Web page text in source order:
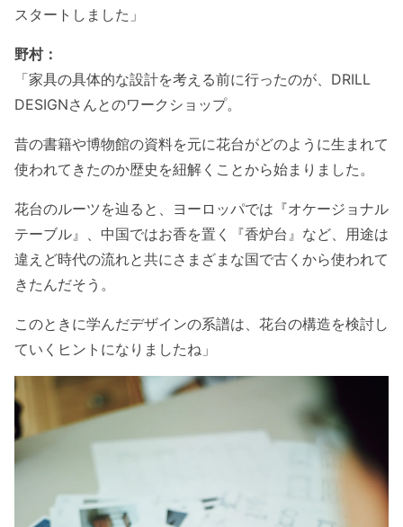
スタートしました」
野村：
「家具の具体的な設計を考える前に行ったのが、DRILL
DESIGNさんとのワークショップ。
昔の書籍や博物館の資料を元に花台がどのように生まれて
使われてきたのか歴史を紐解くことから始まりました。
花台のルーツを辿ると、ヨーロッパでは『オケージョナル
テーブル』、中国ではお香を置く『香炉台』など、用途は
違えど時代の流れと共にさまざまな国で古くから使われて
きたんだそう。
このときに学んだデザインの系譜は、花台の構造を検討し
ていくヒントになりましたね」